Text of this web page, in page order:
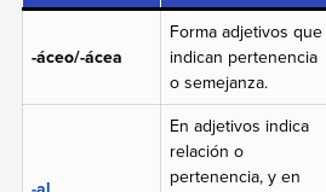
-áceo/-ácea
Forma adjetivos que
indican pertenencia
o semejanza.
En adjetivos indica
relación o
pertenencia, y en